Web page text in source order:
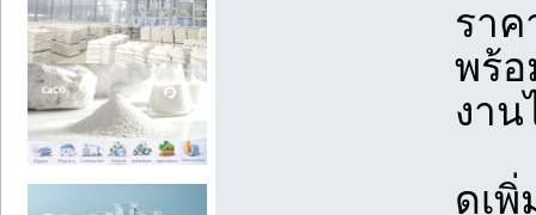
ราค
พร้
งา
ดูเ